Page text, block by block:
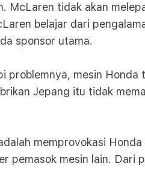
McLaren tidak akan
belajar dari
sponsor utama.
problemnya, mesin
Jepang itu tidak
memprovokasi
pemasok mesin lain.